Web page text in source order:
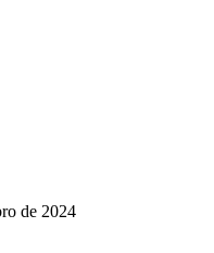
de 2024